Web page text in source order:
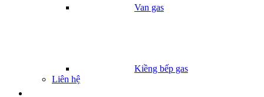
Van gas
Kiềng bếp gas
Liên hệ